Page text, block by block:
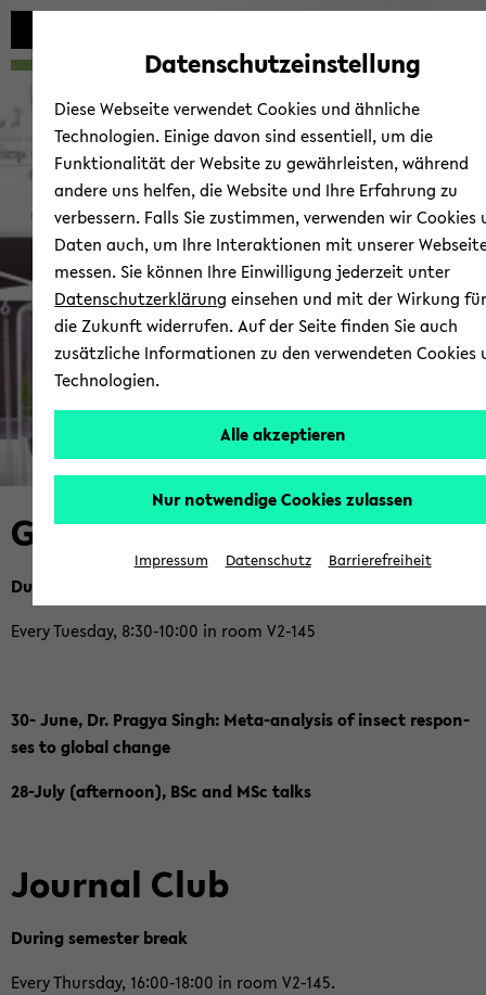
Automatische
vermeiden
zum
wechseln
zum
wechseln
zum
wechseln
Group Se­mi­nar / Jour­nal
©
Group Se­mi­nar
Du­ring lec­tu­re pe­ri­od
Every Tu­es­day, 8:30-10:00 in room V2-​145
30- June, Dr. Pra­gya Singh: Meta-​analysis of in­sect re­spon­
ses to glo­bal chan­ge
28-​July (af­ter­noon), BSc and MSc talks
Jour­nal Club
Du­ring se­mes­ter break
Every Thurs­day, 16:00-18:00 in room V2-​145.
Datenschutzeinstellung
Diese Webseite verwendet Cookies und ähnliche
Technologien. Einige davon sind essentiell, um die
Funktionalität der Website zu gewährleisten, während
andere uns helfen, die Website und Ihre Erfahrung zu
verbessern. Falls Sie zustimmen, verwenden wir Cookies
Daten auch, um Ihre Interaktionen mit unserer
messen. Sie können Ihre Einwilligung jederzeit unter
Datenschutzerklärung einsehen und mit der Wirkung
die Zukunft widerrufen. Auf der Seite finden Sie auch
zusätzliche Informationen zu den verwendeten Cookies
Technologien.
Alle akzeptieren
Nur notwendige Cookies zulassen
Impressum Datenschutz Barrierefreiheit